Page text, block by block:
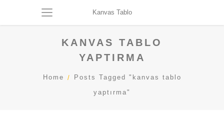
Kanvas Tablo
KANVAS TABLO
YAPTIRMA
Home
Posts Tagged "kanvas tablo
yaptırma"